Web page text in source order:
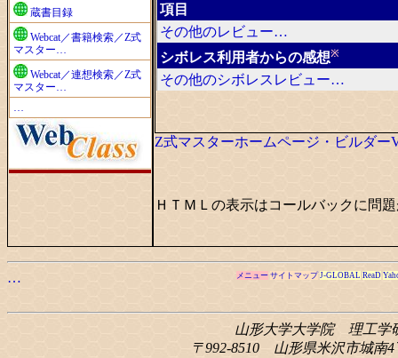
蔵書目録
Webcat／書籍検索／Z式
マスター…
Webcat／連想検索／Z式
マスター…
…
項目
その他のレビュー…
シボレス利用者からの感想※
その他のシボレスレビュー…
Z式マスターホームページ・ビルダー
ＨＴＭＬの表示はコールバックに問
… メニュー サイトマップ J-GLOBAL ReaD
山形大学大学院 理工学
〒992-8510 山形県米沢市城南4